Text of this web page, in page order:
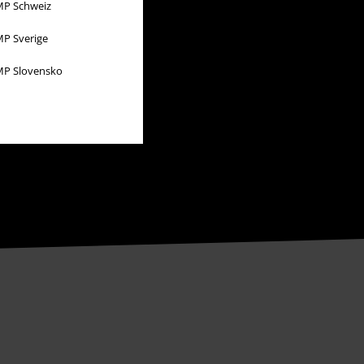
Schweiz
Sverige
Slovensko